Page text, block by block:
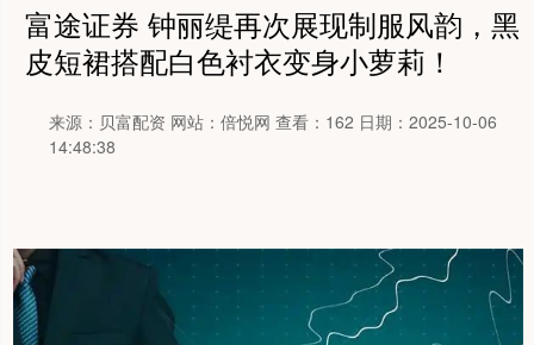
富途证券 钟丽缇再次展现制服风韵，黑
皮短裙搭配白色衬衣变身小萝莉！
来源：贝富配资 网站：倍悦网 查看：162 日期：2025-10-06
14:48:38